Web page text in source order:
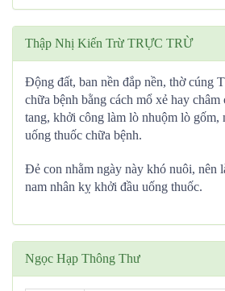
Thập Nhị Kiến Trừ TRỰC TRỪ
Động đất, ban nền đắp nền, thờ cúng
chữa bệnh bằng cách mổ xẻ hay
tang, khởi công làm lò nhuộm lò gốm,
uống thuốc chữa bệnh.
Đẻ con nhằm ngày này khó nuôi, nên
nam nhân kỵ khởi đầu uống thuốc.
Ngọc Hạp Thông Thư